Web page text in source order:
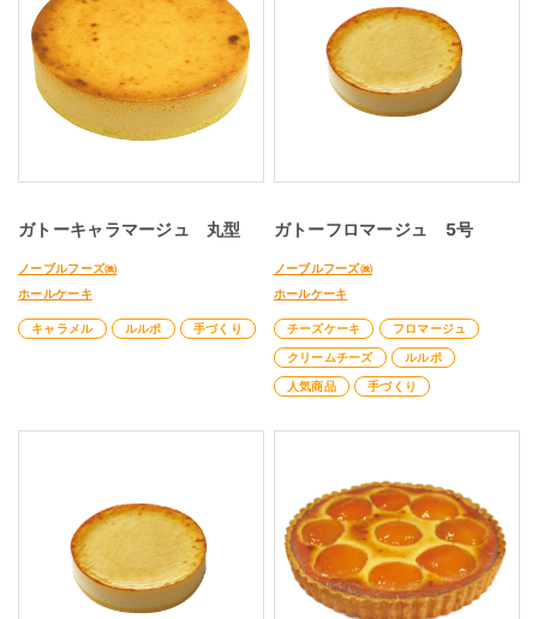
ガトーキャラマージュ 丸型
ノーブルフーズ㈱
ホールケーキ
キャラメル ルルポ 手づくり
ガトーフロマージュ 5号
ノーブルフーズ㈱
ホールケーキ
チーズケーキ
フロマージュ
クリームチーズ
ルルポ
人気商品
手づくり